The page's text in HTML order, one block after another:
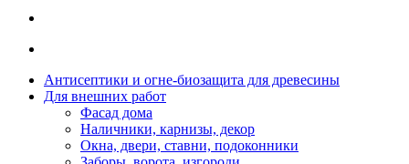
Антисептики и огне-биозащита для древесины
Для внешних работ
Фасад дома
Наличники, карнизы, декор
Окна, двери, ставни, подоконники